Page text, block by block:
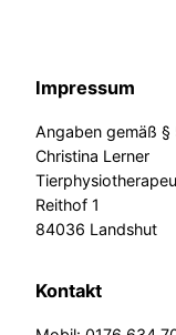
Impressum
Angaben gemäß §
Christina Lerner
Reithof 1
84036 Landshut
Kontakt